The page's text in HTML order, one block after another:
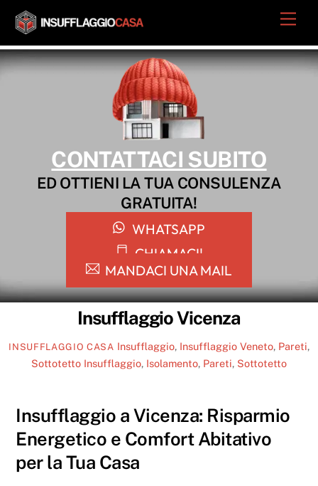
Skip
content
CONTATTACI SUBITO
ED OTTIENI LA TUA CONSULENZA
GRATUITA!
WHATSAPP
CHIAMACI!
MANDACI UNA MAIL
Insufflaggio Vicenza
INSUFFLAGGIO CASA Insufflaggio, Insufflaggio Veneto, Pareti,
Sottotetto Insufflaggio, Isolamento, Pareti, Sottotetto
Insufflaggio a Vicenza: Risparmio
Energetico e Comfort Abitativo
per la Tua Casa